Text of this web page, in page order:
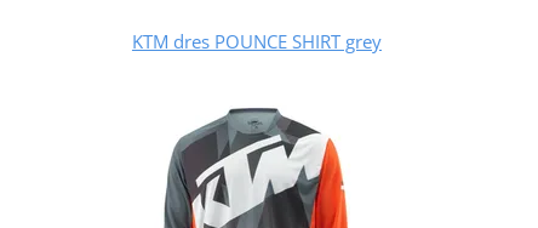
KTM dres POUNCE SHIRT grey